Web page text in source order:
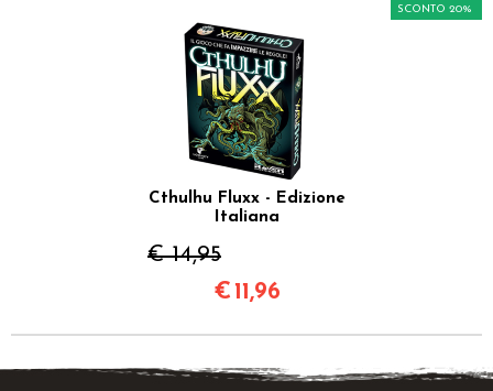
Cthulhu Fluxx - Edizione
Italiana
€ 14,95
SCONTO 20%
€ 11,96